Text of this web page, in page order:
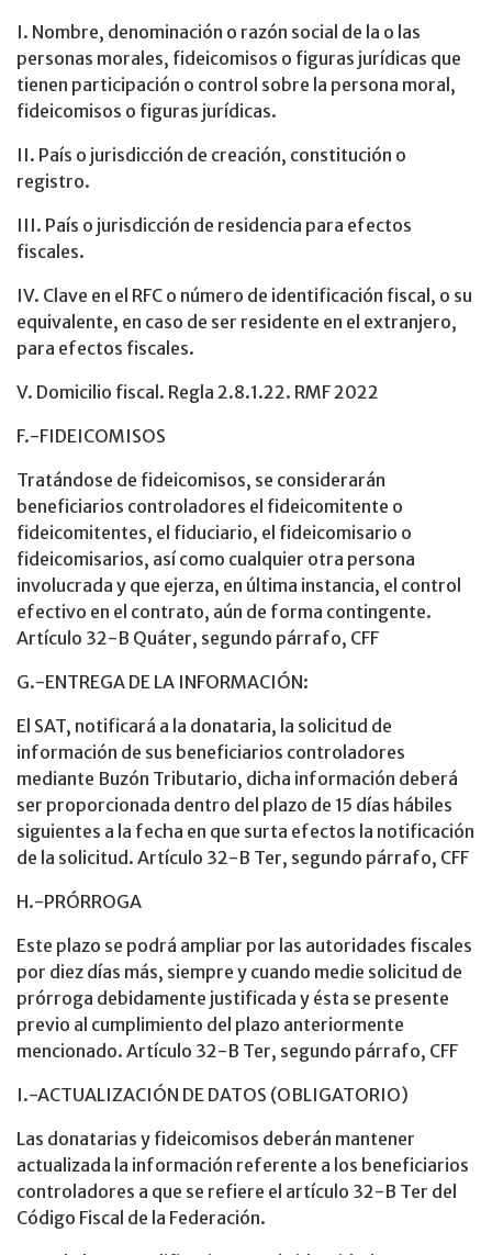
I. Nombre, denominación o razón social de la o las
personas morales, fideicomisos o figuras jurídicas que
tienen participación o control sobre la persona moral,
fideicomisos o figuras jurídicas.
II. País o jurisdicción de creación, constitución o
registro.
III. País o jurisdicción de residencia para efectos
fiscales.
IV. Clave en el RFC o número de identificación fiscal, o su
equivalente, en caso de ser residente en el extranjero,
para efectos fiscales.
V. Domicilio fiscal. Regla 2.8.1.22. RMF 2022
F.-FIDEICOMISOS
Tratándose de fideicomisos, se considerarán
beneficiarios controladores el fideicomitente o
fideicomitentes, el fiduciario, el fideicomisario o
fideicomisarios, así como cualquier otra persona
involucrada y que ejerza, en última instancia, el control
efectivo en el contrato, aún de forma contingente.
Artículo 32-B Quáter, segundo párrafo, CFF
G.-ENTREGA DE LA INFORMACIÓN:
El SAT, notificará a la donataria, la solicitud de
información de sus beneficiarios controladores
mediante Buzón Tributario, dicha información deberá
ser proporcionada dentro del plazo de 15 días hábiles
siguientes a la fecha en que surta efectos la notificación
de la solicitud. Artículo 32-B Ter, segundo párrafo, CFF
H.-PRÓRROGA
Este plazo se podrá ampliar por las autoridades fiscales
por diez días más, siempre y cuando medie solicitud de
prórroga debidamente justificada y ésta se presente
previo al cumplimiento del plazo anteriormente
mencionado. Artículo 32-B Ter, segundo párrafo, CFF
I.-ACTUALIZACIÓN DE DATOS (OBLIGATORIO)
Las donatarias y fideicomisos deberán mantener
actualizada la información referente a los beneficiarios
controladores a que se refiere el artículo 32-B Ter del
Código Fiscal de la Federación.